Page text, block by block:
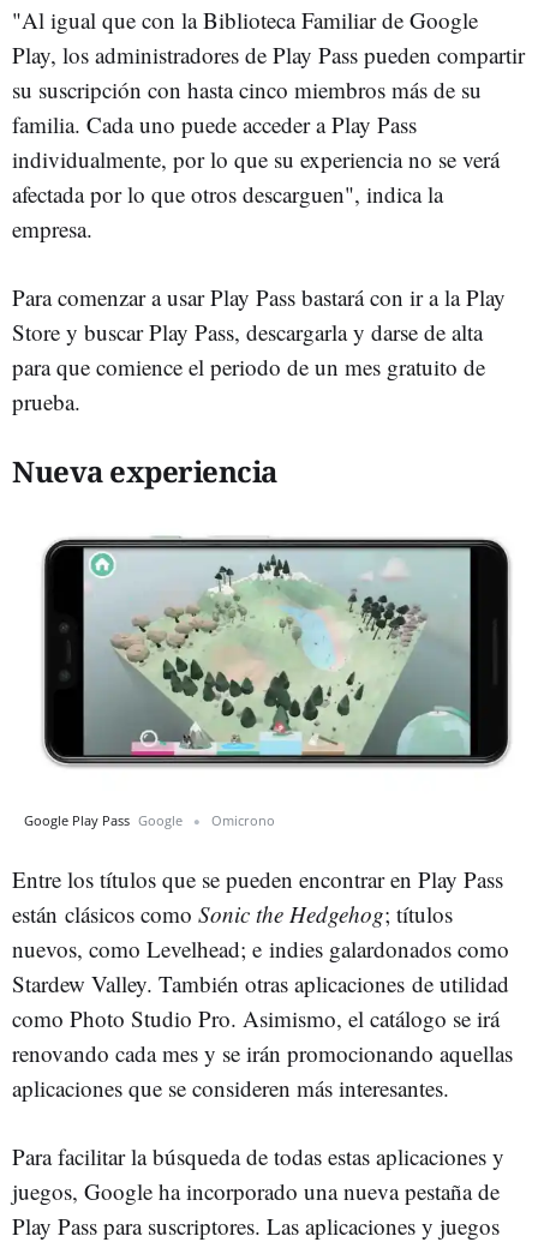
"Al igual que con la Biblioteca Familiar de Google
Play, los administradores de Play Pass pueden compartir
su suscripción con hasta cinco miembros más de su
familia. Cada uno puede acceder a Play Pass
individualmente, por lo que su experiencia no se verá
afectada por lo que otros descarguen", indica la
empresa.
Para comenzar a usar Play Pass bastará con ir a la Play
Store y buscar Play Pass, descargarla y darse de alta
para que comience el periodo de un mes gratuito de
prueba.
Nueva experiencia
Google Play Pass Google Omicrono
Entre los títulos que se pueden encontrar en Play Pass
están clásicos como Sonic the Hedgehog; títulos
nuevos, como Levelhead; e indies galardonados como
Stardew Valley. También otras aplicaciones de utilidad
como Photo Studio Pro. Asimismo, el catálogo se irá
renovando cada mes y se irán promocionando aquellas
aplicaciones que se consideren más interesantes.
Para facilitar la búsqueda de todas estas aplicaciones y
juegos, Google ha incorporado una nueva pestaña de
Play Pass para suscriptores. Las aplicaciones y juegos